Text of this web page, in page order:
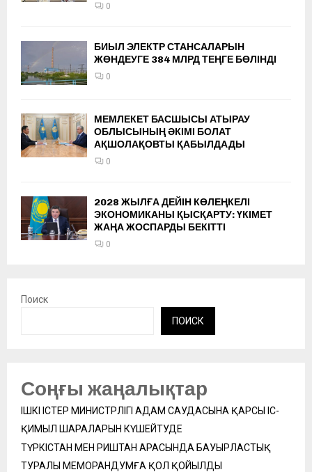
0
БИЫЛ ЭЛЕКТР СТАНСАЛАРЫН
ЖӨНДЕУГЕ 384 МЛРД ТЕҢГЕ БӨЛІНДІ
0
МЕМЛЕКЕТ БАСШЫСЫ АТЫРАУ
ОБЛЫСЫНЫҢ ӘКІМІ БОЛАТ
АҚШОЛАҚОВТЫ ҚАБЫЛДАДЫ
0
2028 ЖЫЛҒА ДЕЙІН КӨЛЕҢКЕЛІ
ЭКОНОМИКАНЫ ҚЫСҚАРТУ: ҮКІМЕТ
ЖАҢА ЖОСПАРДЫ БЕКІТТІ
0
Поиск
ПОИСК
Соңғы жаңалықтар
ІШКІ ІСТЕР МИНИСТРЛІГІ АДАМ САУДАСЫНА ҚАРСЫ ІС-
ҚИМЫЛ ШАРАЛАРЫН КҮШЕЙТУДЕ
ТҮРКІСТАН МЕН РИШТАН АРАСЫНДА БАУЫРЛАСТЫҚ
ТУРАЛЫ МЕМОРАНДУМҒА ҚОЛ ҚОЙЫЛДЫ